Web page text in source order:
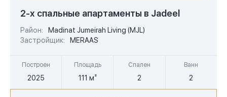
2-х спальные апартаменты в Jadeel
Район:
Madinat Jumeirah Living (MJL)
Застройщик:
MERAAS
Построен
2025
Площадь
111 м²
Спален
2
Ванн
2
USD